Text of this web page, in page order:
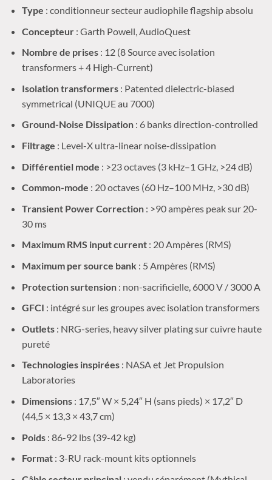
Type : conditionneur secteur audiophile flagship absolu
Concepteur: Garth Powell, AudioQuest
Nombre de prises: 12 (8 Source avec isolation
transformers + 4 High-Current)
Isolation transformers: Patented dielectric-biased
symmetrical (UNIQUE au 7000)
Ground-Noise Dissipation: 6 banks direction-controlled
Filtrage : Level-X ultra-linear noise-dissipation
Différentiel mode : >23 octaves (3 kHz–1 GHz, >24 dB)
Common-mode : 20 octaves (60 Hz–100 MHz, >30 dB)
Transient Power Correction: >90 ampères peak sur 20-
30 ms
Maximum RMS input current: 20 Ampères (RMS)
Maximum per source bank: 5 Ampères (RMS)
Protection surtension: non-sacrificielle, 6000 V / 3000 A
GFCI : intégré sur les groupes avec isolation transformers
Outlets: NRG-series, heavy silver plating sur cuivre haute
pureté
Technologies inspirées: NASA et Jet Propulsion
Laboratories
Dimensions: 17,5″ W × 5,24″ H (sans pieds) × 17,2″ D
(44,5 × 13,3 × 43,7 cm)
Poids: 86-92 lbs (39-42 kg)
Format: 3-RU rack-mount kits optionnels